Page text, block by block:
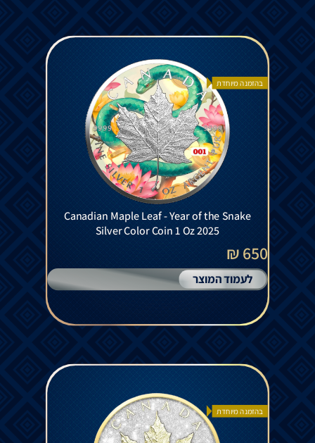
בהזמנה מיוחדת
Canadian Maple Leaf - Year of the Snake
Silver Color Coin 1 Oz 2025
650 ₪
לעמוד המוצר
בהזמנה מיוחדת